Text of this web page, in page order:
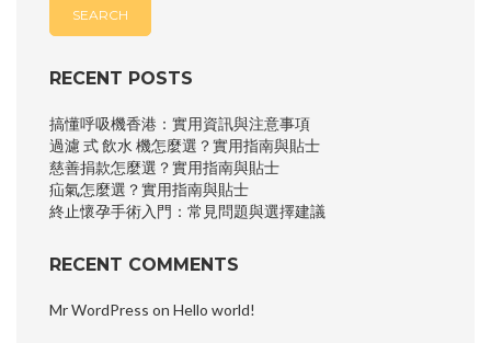
RECENT POSTS
搞懂呼吸機香港：實用資訊與注意事項
過濾 式 飲水 機怎麼選？實用指南與貼士
慈善捐款怎麼選？實用指南與貼士
疝氣怎麼選？實用指南與貼士
終止懷孕手術入門：常見問題與選擇建議
RECENT COMMENTS
Mr WordPress on Hello world!